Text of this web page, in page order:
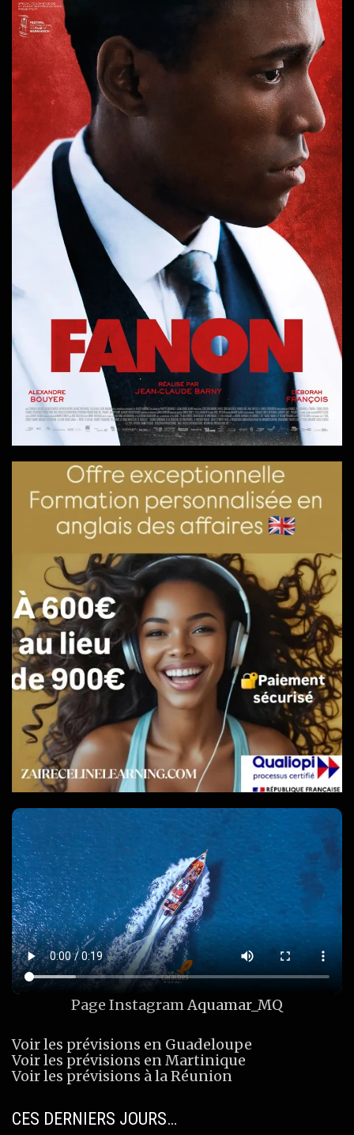
Page InstagramAquamar_MQ
Voir les prévisions en Guadeloupe
Voir les prévisions en Martinique
Voir les prévisions à la Réunion
CES DERNIERS JOURS…